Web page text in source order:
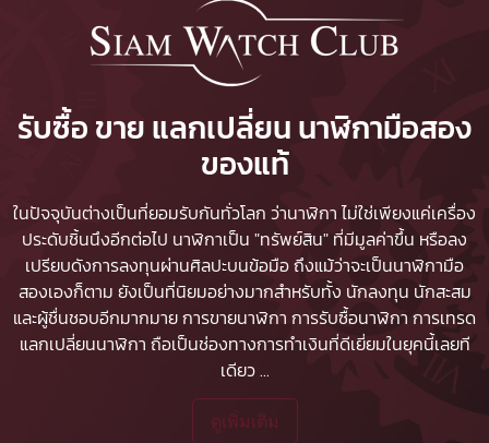
รับซื้อ ขาย แลกเปลี่ยน นาฬิกามือสอง
ของแท้
ในปัจจุบันต่างเป็นที่ยอมรับกันทั่วโลก ว่านาฬิกา ไม่ใช่เพียงแค่เครื่อง
ประดับชิ้นนึงอีกต่อไป นาฬิกาเป็น "ทรัพย์สิน" ที่มีมูลค่าขึ้น หรือลง
เปรียบดังการลงทุนผ่านศิลปะบนข้อมือ ถึงแม้ว่าจะเป็นนาฬิกามือ
สองเองก็ตาม ยังเป็นที่นิยมอย่างมากสำหรับทั้ง นักลงทุน นักสะสม
และผู้ชื่นชอบอีกมากมายการขายนาฬิกา การรับซื้อนาฬิกา การเทรด
แลกเปลี่ยนนาฬิกา ถือเป็นช่องทางการทำเงินที่ดีเยี่ยมในยุคนี้เลยที
เดียว...
ดูเพิ่มเติม